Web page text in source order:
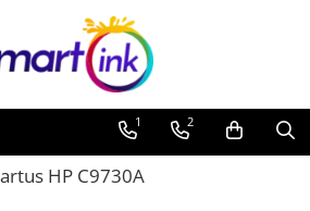
1 2
HP C9730A